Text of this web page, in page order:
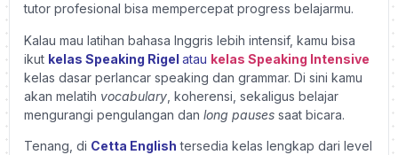
tutor profesional bisa mempercepat progress belajarmu.
Kalau mau latihan bahasa Inggris lebih intensif, kamu bisa
ikut kelas Speaking Rigel atau kelas Speaking Intensive
kelas dasar perlancar speaking dan grammar. Di sini kamu
akan melatih vocabulary , koherensi, sekaligus belajar
mengurangi pengulangan dan long pauses saat bicara.
Tenang, di Cetta English tersedia kelas lengkap dari level